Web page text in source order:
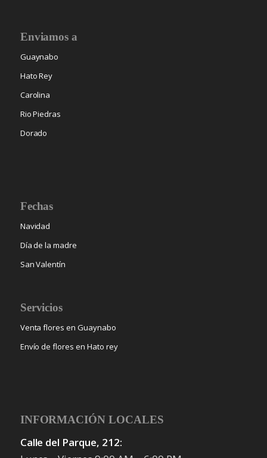
Enviamos a
Guaynabo
Hato Rey
Carolina
Rio Piedras
Dorado
Fechas
Navidad
Día de la madre
San Valentín
Servicios
Venta flores en Guaynabo
Envío de flores en Hato rey
INFORMACIÓN LOCALES
Calle del Parque, 212: